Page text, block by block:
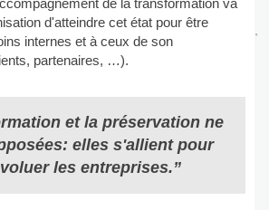
de la transformation va
d'atteindre cet état pour être
internes et à ceux de son
partenaires, …).
et la préservation ne
elles s'allient pour
les entreprises.”